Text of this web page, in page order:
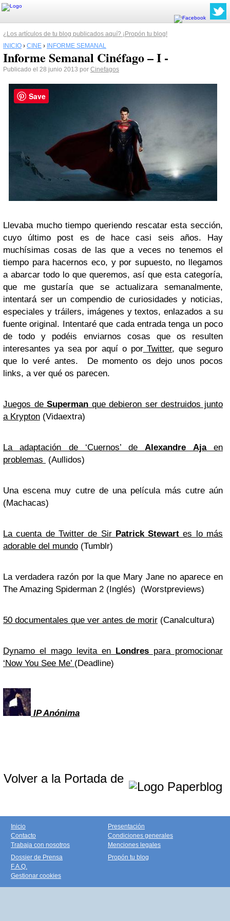
¿Los artículos de tu blog publicados aquí? ¡Propón tu blog!
INICIO › CINE › INFORME SEMANAL
Informe Semanal Cinéfago – I -
Publicado el 28 junio 2013 por Cinefagos
Llevaba mucho tiempo queriendo rescatar esta sección,
cuyo último post es de hace casi seis años. Hay
muchísimas cosas de las que a veces no tenemos el
tiempo para hacernos eco, y por supuesto, no llegamos
a abarcar todo lo que queremos, así que esta categoría,
que me gustaría que se actualizara semanalmente,
intentará ser un compendio de curiosidades y noticias,
especiales y tráilers, imágenes y textos, enlazados a su
fuente original. Intentaré que cada entrada tenga un poco
de todo y podéis enviarnos cosas que os resulten
interesantes ya sea por aquí o porTwitter, que seguro
que lo veré antes. De momento os dejo unos pocos
links, a ver qué os parecen.
Juegos deSuperman que debieron ser destruidos junto
a Krypton (Vidaextra)
La adaptación de ‘Cuernos’ deAlexandre Ajaen
problemas
(Aullidos)
Una escena muy cutre de una película más cutre aún
(Machacas)
La cuenta de Twitter de Sir Patrick Stewart es lo más
adorable del mundo (Tumblr)
La verdadera razón por la que Mary Jane no aparece en
The Amazing Spiderman 2 (Inglés) (Worstpreviews)
50 documentales que ver antes de morir (Canalcultura)
Dynamo el mago levita en Londres para promocionar
‘Now You See Me’ (Deadline)
IP Anónima
Volver a la Portada de
Inicio
Contacto
Trabaja con nosotros
Presentación
Condiciones generales
Menciones legales
Dossier de Prensa
F.A.Q.
Gestionar cookies
Propón tu blog
Save